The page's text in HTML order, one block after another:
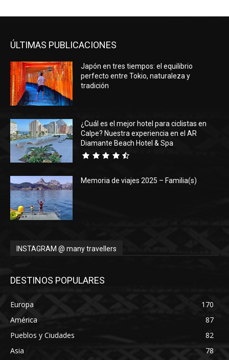
ÚLTIMAS PUBLICACIONES
Japón en tres tiempos: el equilibrio
perfecto entre Tokio, naturaleza y
tradición
¿Cuál es el mejor hotel para ciclistas en
Calpe? Nuestra experiencia en el AR
Diamante Beach Hotel & Spa
Memoria de viajes 2025 – Familia(s)
INSTAGRAM @ many travellers
DESTINOS POPULARES
Europa
170
América
87
Pueblos y Ciudades
82
Asia
78